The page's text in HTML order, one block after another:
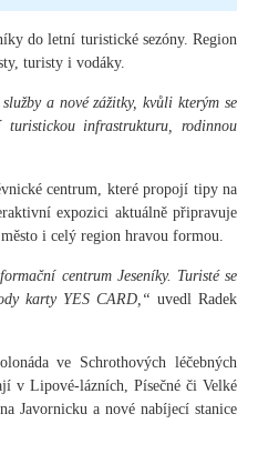
do letní turistické sezóny. Region
turisty i vodáky.
a nové zážitky, kvůli kterým se
turistickou infrastrukturu, rodinnou
centrum, které propojí tipy na
expozici aktuálně připravuje
i celý region hravou formou.
centrum Jeseníky. Turisté se
karty YES CARD,“ uvedl Radek
ve Schrothových léčebných
v Lipové-lázních, Písečné či Velké
Javornicku a nové nabíjecí stanice